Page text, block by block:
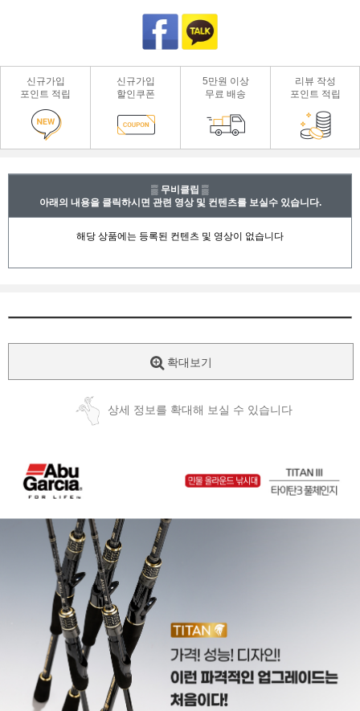
신규가입
포인트 적립
신규가입
할인쿠폰
5만원 이상
무료 배송
리뷰 작성
포인트 적립
▒ 무비클립 ▒
아래의 내용을 클릭하시면 관련 영상 및 컨텐츠를 보실수 있습니다.
확대보기
상세 정보를 확대해 보실 수 있습니다